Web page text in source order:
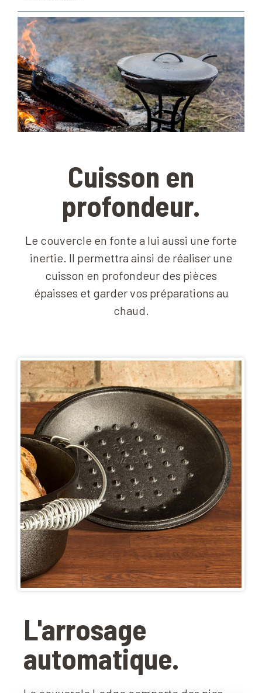
Cuisson en
profondeur.
Le couvercle en fonte a lui aussi une forte
inertie. Il permettra ainsi de réaliser une
cuisson en profondeur des pièces
épaisses et garder vos préparations au
chaud.
L'arrosage
automatique.